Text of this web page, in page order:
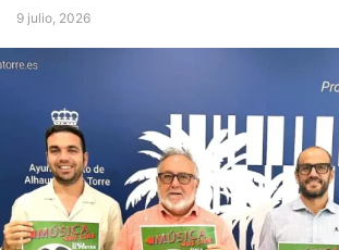
9 julio, 2026